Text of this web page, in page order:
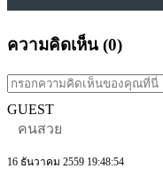
ความคิดเห็น (0)
GUEST
คนสวย
16 ธันวาคม 2559 19:48:54